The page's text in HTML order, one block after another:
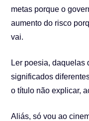
metas porque o
aumento do risco
vai.
Ler poesia, daquelas
significados
o título não explicar,
Aliás, só vou ao